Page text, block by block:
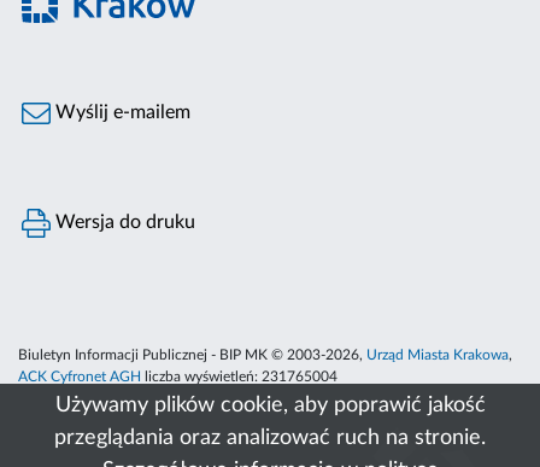
Używamy plików cookie, aby poprawić jakość
przeglądania oraz analizować ruch na stronie.
Wyślij e-mailem
Wersja do druku
Biuletyn Informacji Publicznej - BIP MK © 2003-2026, Urząd Miasta Krakowa,
ACK Cyfronet AGH
liczba wyświetleń: 231765004